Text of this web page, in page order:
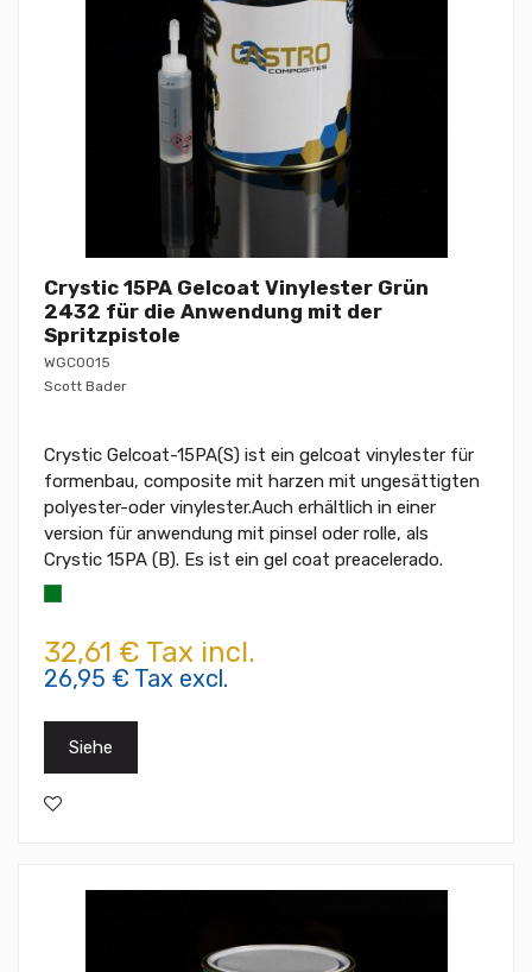
Crystic 15PA Gelcoat Vinylester Grün
2432 für die Anwendung mit der
Spritzpistole
WGC0015
Scott Bader
Crystic Gelcoat-15PA(S) ist ein gelcoat vinylester für
formenbau, composite mit harzen mit ungesättigten
polyester-oder vinylester.Auch erhältlich in einer
version für anwendung mit pinsel oder rolle, als
Crystic 15PA (B). Es ist ein gel coat preacelerado.
32,61 € Tax incl.
26,95 € Tax excl.
Siehe